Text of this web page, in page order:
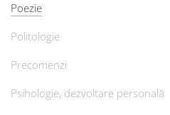
Poezie
Politologie
Precomenzi
Psihologie, dezvoltare personală